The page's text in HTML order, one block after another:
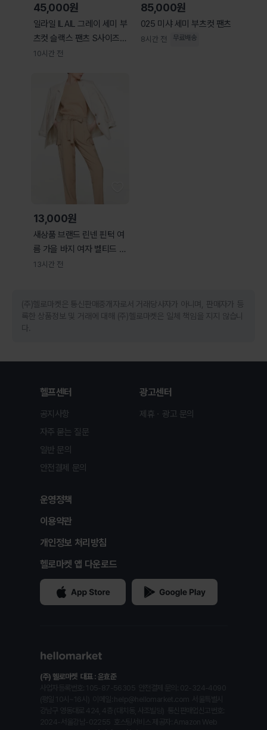
45,000원
일라일 ILAIL 그레이 세미 부
츠컷 슬랙스 팬츠 S사이즈
정품
10시간 전
85,000원
025 미샤 세미 부츠컷 팬츠
8시간 전 무료배송
13,000원
새상품 브랜드 린넨 핀턱 여
름 가을 바지 여자 벨티드 뒷
밴딩 팬츠 s
13시간 전
(주)헬로마켓은 통신판매중개자로서 거래당사자가 아니며, 판매자가 등
록한 상품정보 및 거래에 대해 (주)헬로마켓은 일체 책임을 지지 않습니
다.
헬프센터
공지사항
자주 묻는 질문
일반 문의
안전결제 문의
광고센터
제휴ㆍ광고 문의
운영정책
이용약관
개인정보 처리방침
헬로마켓 앱 다운로드
(주) 헬로마켓 대표 : 윤효준